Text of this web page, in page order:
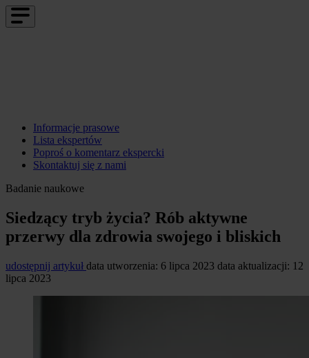
Informacje prasowe
Lista ekspertów
Poproś o komentarz ekspercki
Skontaktuj się z nami
Badanie naukowe
Siedzący tryb życia? Rób aktywne
przerwy dla zdrowia swojego i bliskich
udostępnij artykuł data utworzenia: 6 lipca 2023 data aktualizacji: 12
lipca 2023